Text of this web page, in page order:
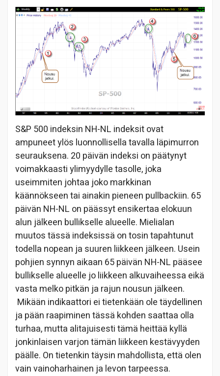
S&P 500 indeksin NH-NL indeksit ovat
ampuneet ylös luonnollisella tavalla läpimurron
seurauksena. 20 päivän indeksi on päätynyt
voimakkaasti ylimyydylle tasolle, joka
useimmiten johtaa joko markkinan
käännökseen tai ainakin pieneen pullbackiin. 65
päivän NH-NL on päässyt ensikertaa elokuun
alun jälkeen bullikselle alueelle. Mielialan
muutos tässä indeksissä on tosin tapahtunut
todella nopean ja suuren liikkeen jälkeen. Usein
pohjien synnyn aikaan 65 päivän NH-NL pääsee
bullikselle alueelle jo liikkeen alkuvaiheessa eikä
vasta melko pitkän ja rajun nousun jälkeen.
Mikään indikaattori ei tietenkään ole täydellinen
ja pään raapiminen tässä kohden saattaa olla
turhaa, mutta alitajuisesti tämä heittää kyllä
jonkinlaisen varjon tämän liikkeen kestävyyden
päälle. On tietenkin täysin mahdollista, että olen
vain vainoharhainen ja levon tarpeessa.